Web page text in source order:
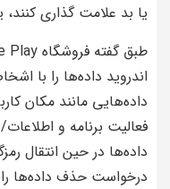
یا بد علامت گذاری کنند،
اندروید داده‌ها را با
داده‌هایی مانند مکان
فعالیت برنامه و
داده‌ها در حین انتقال
درخواست حذف داده‌ها